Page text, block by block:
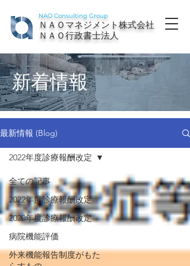
NAO Consulting Group
ＮＡＯマネジメント株式会社
ＮＡＯ行政書士法人
新着情報
最新情報 (Blog)
全ての記事
2022年度診療報酬改定
2020年度診療報酬改定
病院機能評価
外来機能報告制度がもた
2022年度診療報酬改定